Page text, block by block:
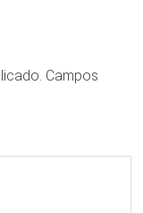
Campos